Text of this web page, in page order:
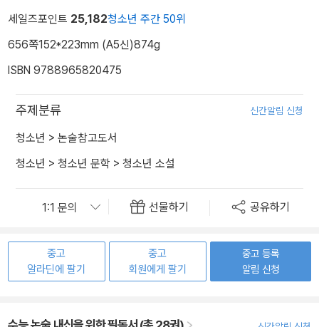
세일즈포인트 25,182청소년 주간 50위
656쪽152*223mm (A5신)874g
ISBN 9788965820475
주제분류 신간알림 신청
청소년 > 논술참고도서
청소년 > 청소년 문학 > 청소년 소설
선물하기 공유하기
중고
알라딘에 팔기
중고
회원에게 팔기
중고 등록
알림 신청